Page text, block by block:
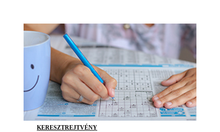
KERESZTREJTVÉNY